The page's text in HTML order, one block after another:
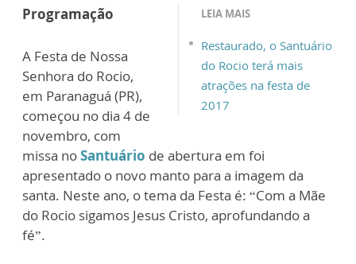
LEIA MAIS
Restaurado, o Santuário
do Rocio terá mais
atrações na festa de
2017
Programação
A Festa de Nossa
Senhora do Rocio,
em Paranaguá (PR),
começou no dia 4 de
novembro, com
missa noSantuário de abertura em foi
apresentado o novo manto para a imagem da
santa. Neste ano, o tema da Festa é: “Com a Mãe
do Rocio sigamos Jesus Cristo, aprofundando a
fé”.